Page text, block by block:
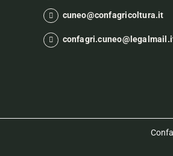
cuneo@confagricoltura.it